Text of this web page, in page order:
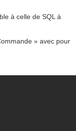
à celle de SQL à
» avec pour